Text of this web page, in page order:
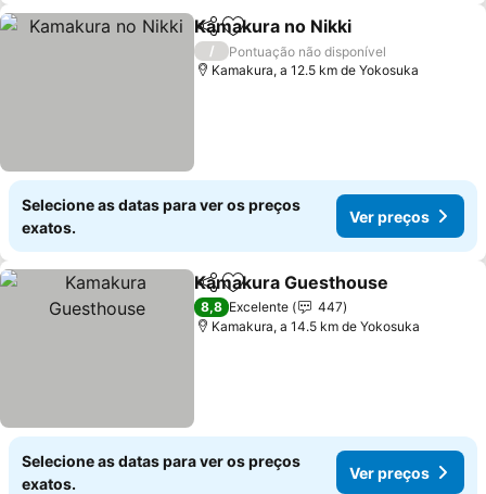
PartilharAdicionar aos favoritos
Kamakura no Nikki
/
Pontuação não disponível
Kamakura, a 12.5 km de Yokosuka
Selecione as datas para ver os preços
exatos.
Ver preços
PartilharAdicionar aos favoritos
Kamakura Guesthouse
8,8 Excelente
447
Kamakura, a 14.5 km de Yokosuka
Selecione as datas para ver os preços
exatos.
Ver preços